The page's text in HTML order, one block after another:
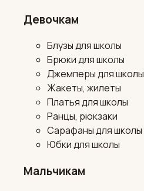
Девочкам
Блузы для школы
Брюки для школы
Джемперы для школы
Жакеты, жилеты
Платья для школы
Ранцы, рюкзаки
Сарафаны для школы
Юбки для школы
Мальчикам